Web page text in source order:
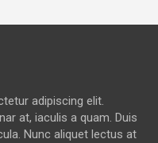
adipiscing elit.
at, iaculis a quam. Duis
Nunc aliquet lectus at